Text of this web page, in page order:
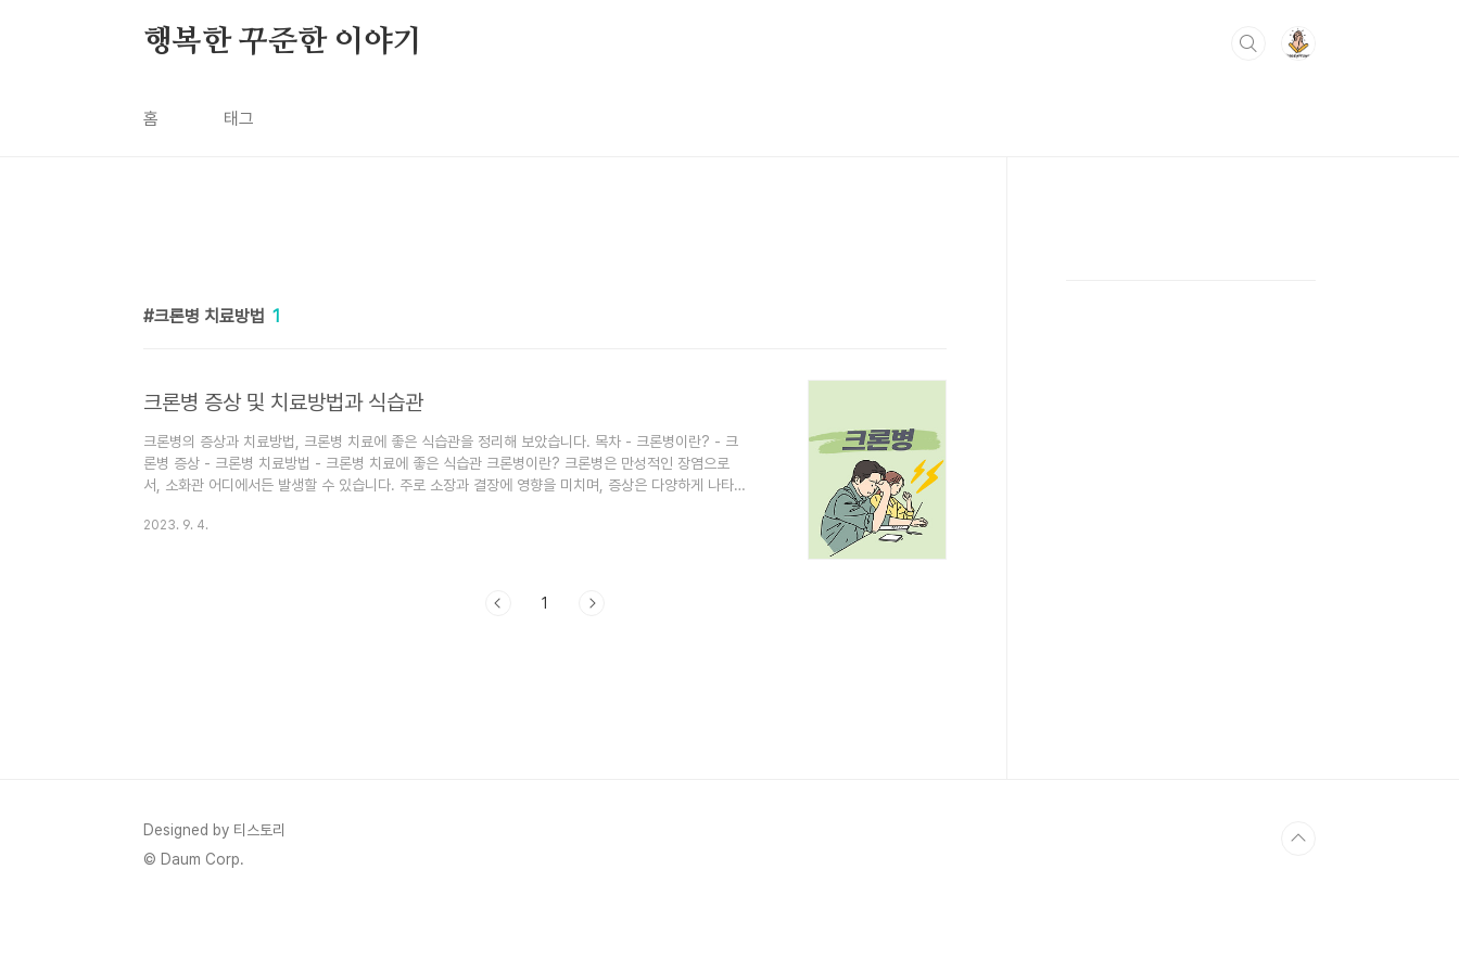
행복한 꾸준한 이야기
홈 태그
크론병 치료방법 1
크론병 증상 및 치료방법과 식습관
크론병의 증상과 치료방법, 크론병 치료에 좋은 식습관을 정리해 보았습니다. 목차 - 크론병이란? - 크
론병 증상 - 크론병 치료방법 - 크론병 치료에 좋은 식습관 크론병이란? 크론병은 만성적인 장염으로
서, 소화관 어디에서든 발생할 수 있습니다. 주로 소장과 결장에 영향을 미치며, 증상은 다양하게 나타
케인 모양의 손상을 일으킵니다. 크론병의 원인은 명확하게 밝혀지지 않았지만 면역계 이상 반응과 유
2023. 9. 4.
1
Designed by 티스토리
© Daum Corp.